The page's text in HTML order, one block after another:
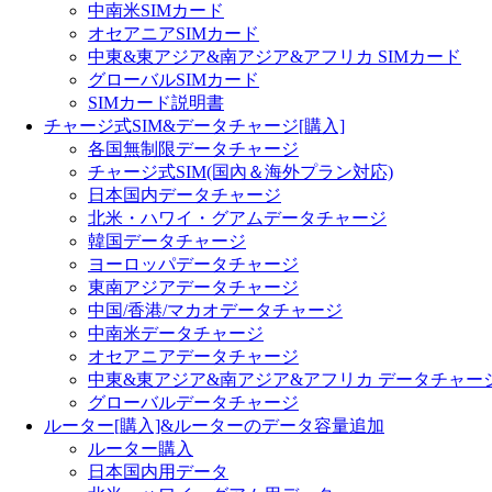
中南米SIMカード
オセアニアSIMカード
中東&東アジア&南アジア&アフリカ SIMカード
グローバルSIMカード
SIMカード説明書
チャージ式SIM&データチャージ[購入]
各国無制限データチャージ
チャージ式SIM(国內＆海外プラン対応)
日本国内データチャージ
北米・ハワイ・グアムデータチャージ
韓国データチャージ
ヨーロッパデータチャージ
東南アジアデータチャージ
中国/香港/マカオデータチャージ
中南米データチャージ
オセアニアデータチャージ
中東&東アジア&南アジア&アフリカ データチャー
グローバルデータチャージ
ルーター[購入]&ルーターのデータ容量追加
ルーター購入
日本国内用データ